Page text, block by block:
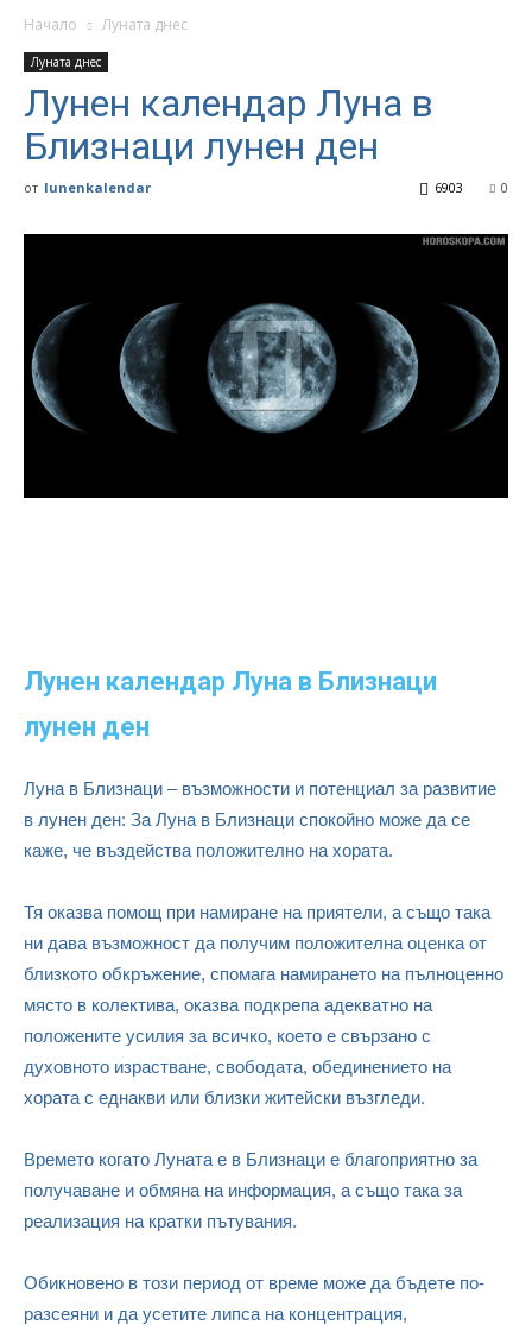
Начало Луната днес
Луната днес
Лунен календар Луна в
Близнаци лунен ден
от lunenkalendar 0
6903
Лунен календар Луна в Близнаци
лунен ден
Луна в Близнаци – възможности и потенциал за развитие
в лунен ден: За Луна в Близнаци спокойно може да се
каже, че въздейства положително на хората.
Тя оказва помощ при намиране на приятели, а също така
ни дава възможност да получим положителна оценка от
близкото обкръжение, спомага намирането на пълноценно
място в колектива, оказва подкрепа адекватно на
положените усилия за всичко, което е свързано с
духовното израстване, свободата, обединението на
хората с еднакви или близки житейски възгледи.
Времето когато Луната е в Близнаци е благоприятно за
получаване и обмяна на информация, а също така за
реализация на кратки пътувания.
Обикновено в този период от време може да бъдете по-
разсеяни и да усетите липса на концентрация,